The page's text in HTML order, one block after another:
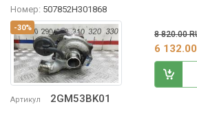
-30%
Артикул 2GM53BK01
Номер: 507852H301868
8 820.00
6